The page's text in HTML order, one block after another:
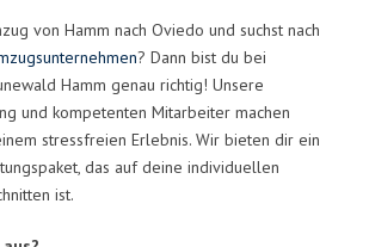
von Hamm nach Oviedo und suchst nach
? Dann bist du bei
Hamm genau richtig! Unsere
und kompetenten Mitarbeiter machen
stressfreien Erlebnis. Wir bieten dir ein
das auf deine individuellen
ist.